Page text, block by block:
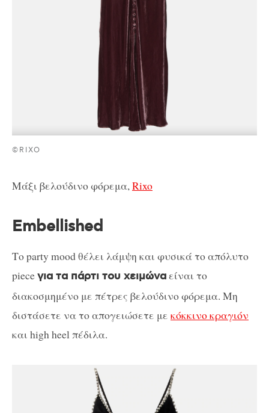
©RIXO
Μάξι βελούδινο φόρεμα,Rixo
Embellished
Το party mood θέλει λάμψη και φυσικά το απόλυτο
pieceγια τα πάρτι του χειμώναείναι το
διακοσμημένο με πέτρες βελούδινο φόρεμα. Μη
διστάσετε να το απογειώσετε με κόκκινο κραγιόν
και high heel πέδιλα.